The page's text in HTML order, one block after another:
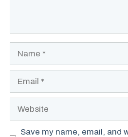
Save my name, email, and